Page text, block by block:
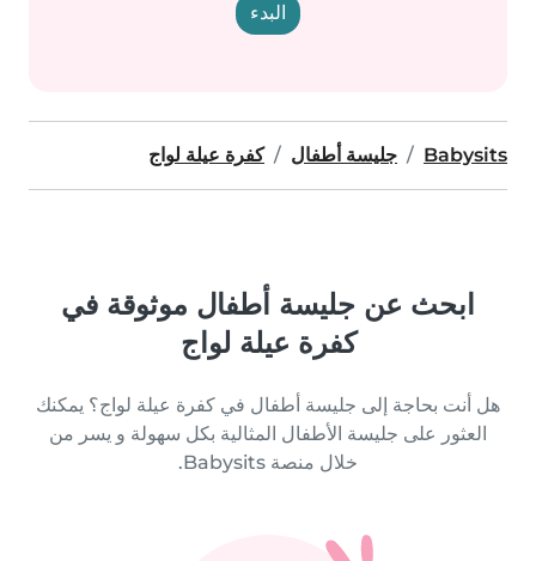
البدء
Babysits جليسة أطفال كفرة عيلة لواج
ابحث عن جليسة أطفال موثوقة في
كفرة عيلة لواج
هل أنت بحاجة إلى جليسة أطفال في كفرة عيلة لواج؟ يمكنك
العثور على جليسة الأطفال المثالية بكل سهولة و يسر من
خلال منصة Babysits.